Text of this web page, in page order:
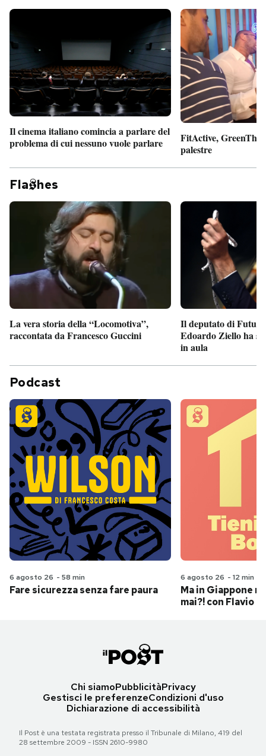
Il cinema italiano comincia a parlare del
problema di cui nessuno vuole parlare
FitActive,
palestre
Fla hes
La vera storia della “Locomotiva”,
raccontata da Francesco Guccini
Il deputato di
Edoardo Ziello ha
in aula
Podcast
6 agosto 26 - 58 min
Fare sicurezza senza fare paura
6 agosto 26 - 12 min
Ma in Giappone
mai?! con Flavio
Chi siamoPubblicitàPrivacy
Gestisci le preferenzeCondizioni d'uso
Dichiarazione di accessibilità
Il Post è una testata registrata presso il Tribunale di Milano, 419 del
28 settembre 2009 - ISSN 2610-9980